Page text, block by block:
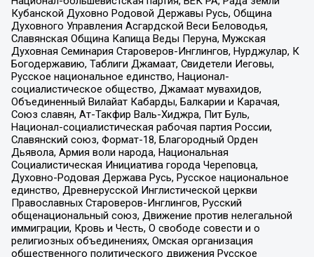
Кубанской Духовно Родовой Державы Русь, Община
Духовного Управления Асгардской Веси Беловодья,
Славянская Община Капища Веды Перуна, Мужская
Духовная Семинария Староверов-Инглингов, Нурджулар, К
Богодержавию, Таблиги Джамаат, Свидетели Иеговы,
Русское национальное единство, Национал-
социалистическое общество, Джамаат мувахидов,
Объединенный Вилайат Кабарды, Балкарии и Карачая,
Союз славян, Ат-Такфир Валь-Хиджра, Пит Буль,
Национал-социалистическая рабочая партия России,
Славянский союз, Формат-18, Благородный Орден
Дьявола, Армия воли народа, Национальная
Социалистическая Инициатива города Череповца,
Духовно-Родовая Держава Русь, Русское национальное
единство, Древнерусской Инглистической церкви
Православных Староверов-Инглингов, Русский
общенациональный союз, Движение против нелегальной
иммиграции, Кровь и Честь, О свободе совести и о
религиозных объединениях, Омская организация
общественного политического движения Русское